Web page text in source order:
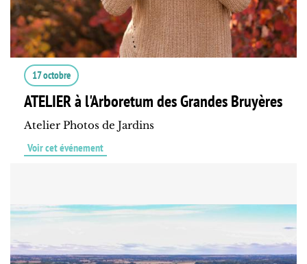
17 octobre
ATELIER à l'Arboretum des Grandes Bruyères
Atelier Photos de Jardins
Voir cet événement